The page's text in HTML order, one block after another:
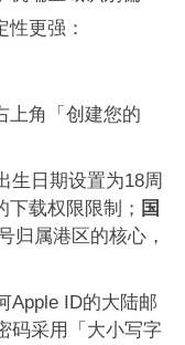
更强：
上角「创建您的
生日期设置为18周
载权限限制； 国
归属港区的核心，
Apple ID的大陆邮
码采用「大小写字